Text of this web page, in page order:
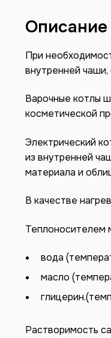
Описание
При
внутренней чаши,
Варочные котлы
косметической
Электрический
из внутренней
материала и
В качестве
Теплоносителем
вода
масло
Растворимость